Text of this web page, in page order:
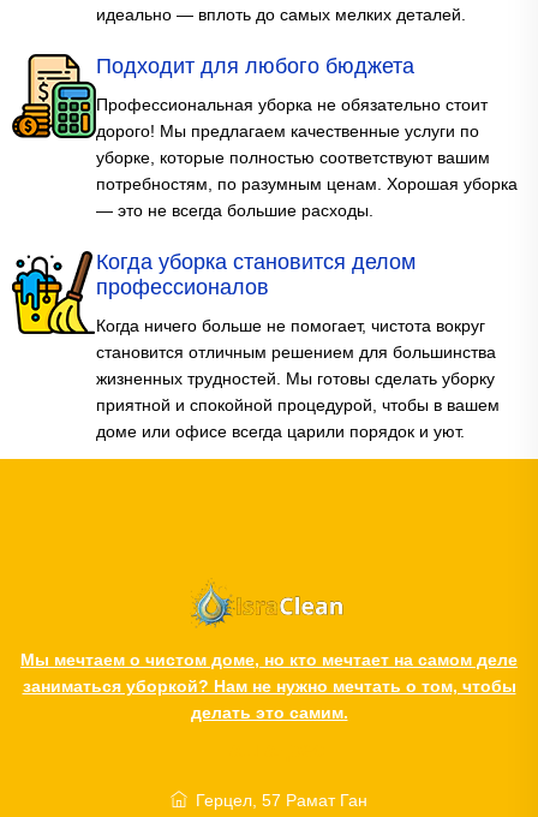
идеально — вплоть до самых мелких деталей.
Подходит для любого бюджета
Профессиональная уборка не обязательно стоит
дорого! Мы предлагаем качественные услуги по
уборке, которые полностью соответствуют вашим
потребностям, по разумным ценам. Хорошая уборка
— это не всегда большие расходы.
Когда уборка становится делом
профессионалов
Когда ничего больше не помогает, чистота вокруг
становится отличным решением для большинства
жизненных трудностей. Мы готовы сделать уборку
приятной и спокойной процедурой, чтобы в вашем
доме или офисе всегда царили порядок и уют.
Мы мечтаем о чистом доме, но кто мечтает на самом деле
заниматься уборкой? Нам не нужно мечтать о том, чтобы
делать это самим.
Герцел, 57 Рамат Ган